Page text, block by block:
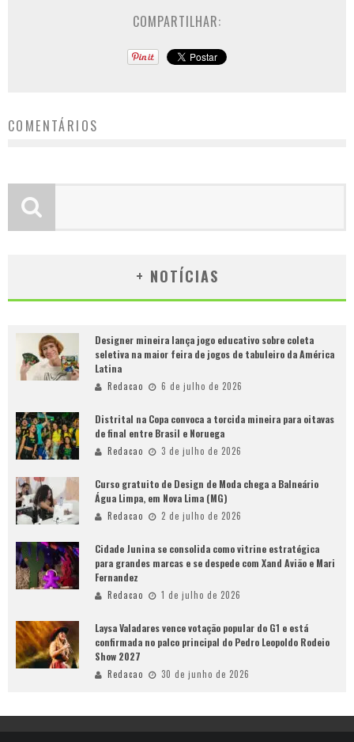
COMPARTILHAR:
COMENTÁRIOS
+ NOTÍCIAS
Designer mineira lança jogo educativo sobre coleta
seletiva na maior feira de jogos de tabuleiro da América
Latina
Redacao 6 de julho de 2026
Distrital na Copa convoca a torcida mineira para oitavas
de final entre Brasil e Noruega
Redacao 3 de julho de 2026
Curso gratuito de Design de Moda chega a Balneário
Água Limpa, em Nova Lima (MG)
Redacao 2 de julho de 2026
Cidade Junina se consolida como vitrine estratégica
para grandes marcas e se despede com Xand Avião e Mari
Fernandez
Redacao 1 de julho de 2026
Laysa Valadares vence votação popular do G1 e está
confirmada no palco principal do Pedro Leopoldo Rodeio
Show 2027
Redacao 30 de junho de 2026